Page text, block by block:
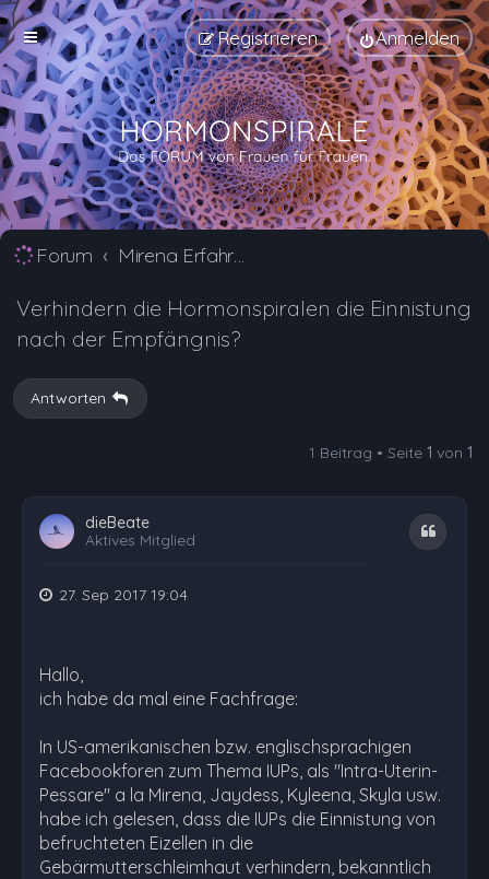
Anmelden
Registrieren
Forum Mirena Erfahrungsberichte und Nebenwirkungen
Verhindern die Hormonspiralen die Einnistung
nach der Empfängnis?
Antworten
1 Beitrag • Seite 1 von 1
dieBeate
Aktives Mitglied
Zitat
27. Sep 2017 19:04
Hallo,
ich habe da mal eine Fachfrage:
In US-amerikanischen bzw. englischsprachigen
Facebookforen zum Thema IUPs, als "Intra-Uterin-
Pessare" a la Mirena, Jaydess, Kyleena, Skyla usw.
habe ich gelesen, dass die IUPs die Einnistung von
befruchteten Eizellen in die
Gebärmutterschleimhaut verhindern, bekanntlich